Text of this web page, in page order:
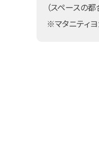
（スペースの
※マタニティ